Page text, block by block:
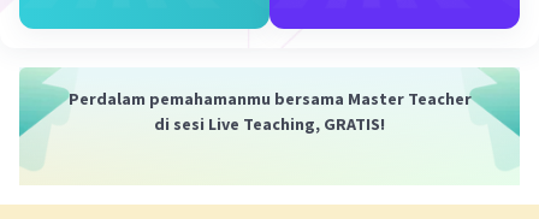
Iklan
Beri Rating·0.0(0) Balas
Perdalam pemahamanmu bersama Master Teacher
di sesi Live Teaching, GRATIS!